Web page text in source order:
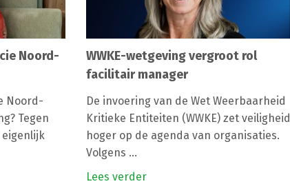
Noord-
Noord-
Tegen
WWKE-wetgeving vergroot rol
facilitair manager
De invoering van de Wet Weerbaarheid
Kritieke Entiteiten (WWKE) zet veiligheid
hoger op de agenda van organisaties.
Volgens ...
Lees verder